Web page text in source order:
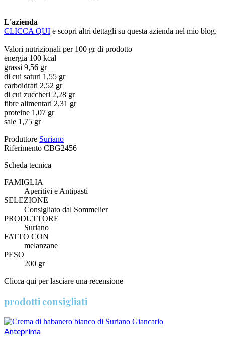
L'azienda
CLICCA QUI e scopri altri dettagli su questa azienda nel mio blog.
Valori nutrizionali per 100 gr di prodotto
energia 100 kcal
grassi 9,56 gr
di cui saturi 1,55 gr
carboidrati 2,52 gr
di cui zuccheri 2,28 gr
fibre alimentari 2,31 gr
proteine 1,07 gr
sale 1,75 gr
Produttore Suriano
Riferimento CBG2456
Scheda tecnica
FAMIGLIA
Aperitivi e Antipasti
SELEZIONE
Consigliato dal Sommelier
PRODUTTORE
Suriano
FATTO CON
melanzane
PESO
200 gr
Clicca qui per lasciare una recensione
prodotti consigliati
Anteprima